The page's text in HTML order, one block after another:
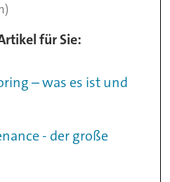
für Sie:
– was es ist und
- der große